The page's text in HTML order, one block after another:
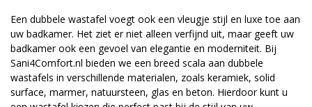
Een dubbele wastafel voegt ook een vleugje stijl en luxe toe aan
uw badkamer. Het ziet er niet alleen verfijnd uit, maar geeft uw
badkamer ook een gevoel van elegantie en moderniteit. Bij
Sani4Comfort.nl bieden we een breed scala aan dubbele
wastafels in verschillende materialen, zoals keramiek, solid
surface, marmer, natuursteen, glas en beton. Hierdoor kunt u